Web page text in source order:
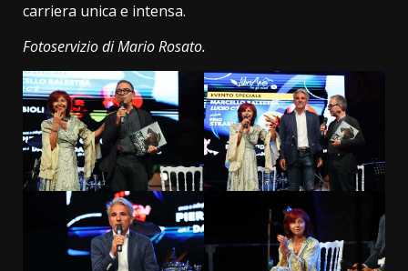
carriera unica e intensa.
Fotoservizio di Mario Rosato.